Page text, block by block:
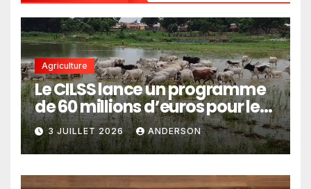
Agriculture
Le CILSS lance un programme
de 60 millions d’euros pour le
pastoralisme
3 JUILLET 2026 ANDERSON